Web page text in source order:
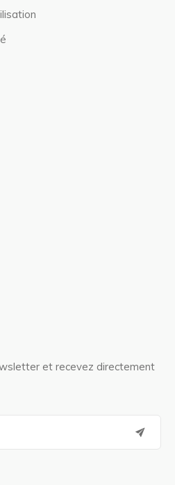
et recevez directement